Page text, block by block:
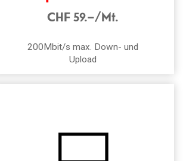
CHF 59.–/Mt.
200Mbit/s max. Down- und
Upload